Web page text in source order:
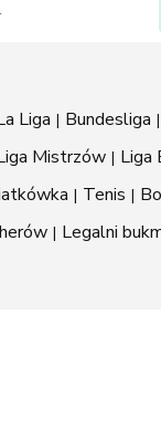
Liga Bundesliga
Mistrzów Liga
Tenis
Legalni